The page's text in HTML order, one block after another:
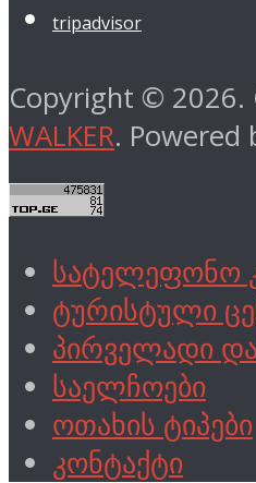
tripadvisor
Copyright © 2026.
WALKER. Powered
სატელეფონო
ტურისტული
პირველადი
საელჩოები
ოთახის ტიპები
კონტაქტი